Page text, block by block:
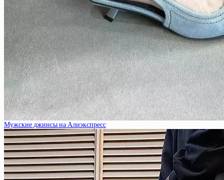
Мужские джинсы на Алиэкспресс